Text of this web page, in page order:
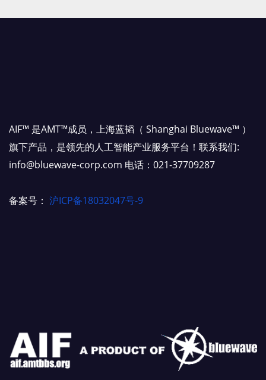
AIF™ 是AMT™成员，上海蓝韬（ Shanghai Bluewave™ ）
旗下产品，是领先的人工智能产业服务平台！联系我们:
info@bluewave-corp.com 电话：021-37709287
备案号： 沪ICP备18032047号-9